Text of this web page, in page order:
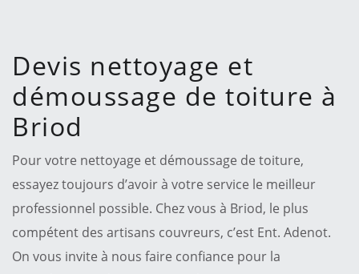
Devis nettoyage et
démoussage de toiture à
Briod
Pour votre nettoyage et démoussage de toiture,
essayez toujours d’avoir à votre service le meilleur
professionnel possible. Chez vous à Briod, le plus
compétent des artisans couvreurs, c’est Ent. Adenot.
On vous invite à nous faire confiance pour la